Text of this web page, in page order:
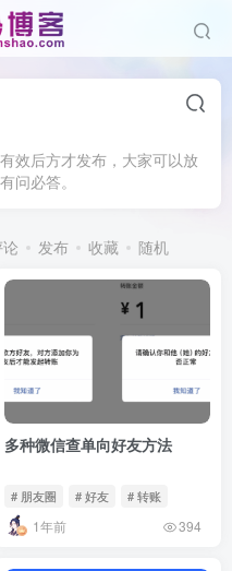
效后方才发布，大家可以放
问必答。
发布 收藏 随机
多种微信查单向好友方法
# 朋友圈 # 好友 # 转账
1年前 394